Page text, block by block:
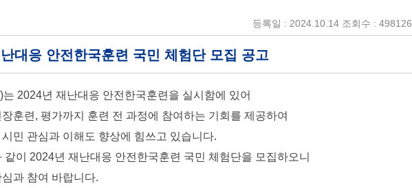
등록일 : 2024.10.14 조회수 : 498126
대응 안전한국훈련 국민 체험단 모집 공고
2024년 재난대응 안전한국훈련을 실시함에 있어
훈련, 평가까지 훈련 전 과정에 참여하는 기회를 제공하여
민 관심과 이해도 향상에 힘쓰고 있습니다.
같이 2024년 재난대응 안전한국훈련 국민 체험단을 모집하오니
과 참여 바랍니다.